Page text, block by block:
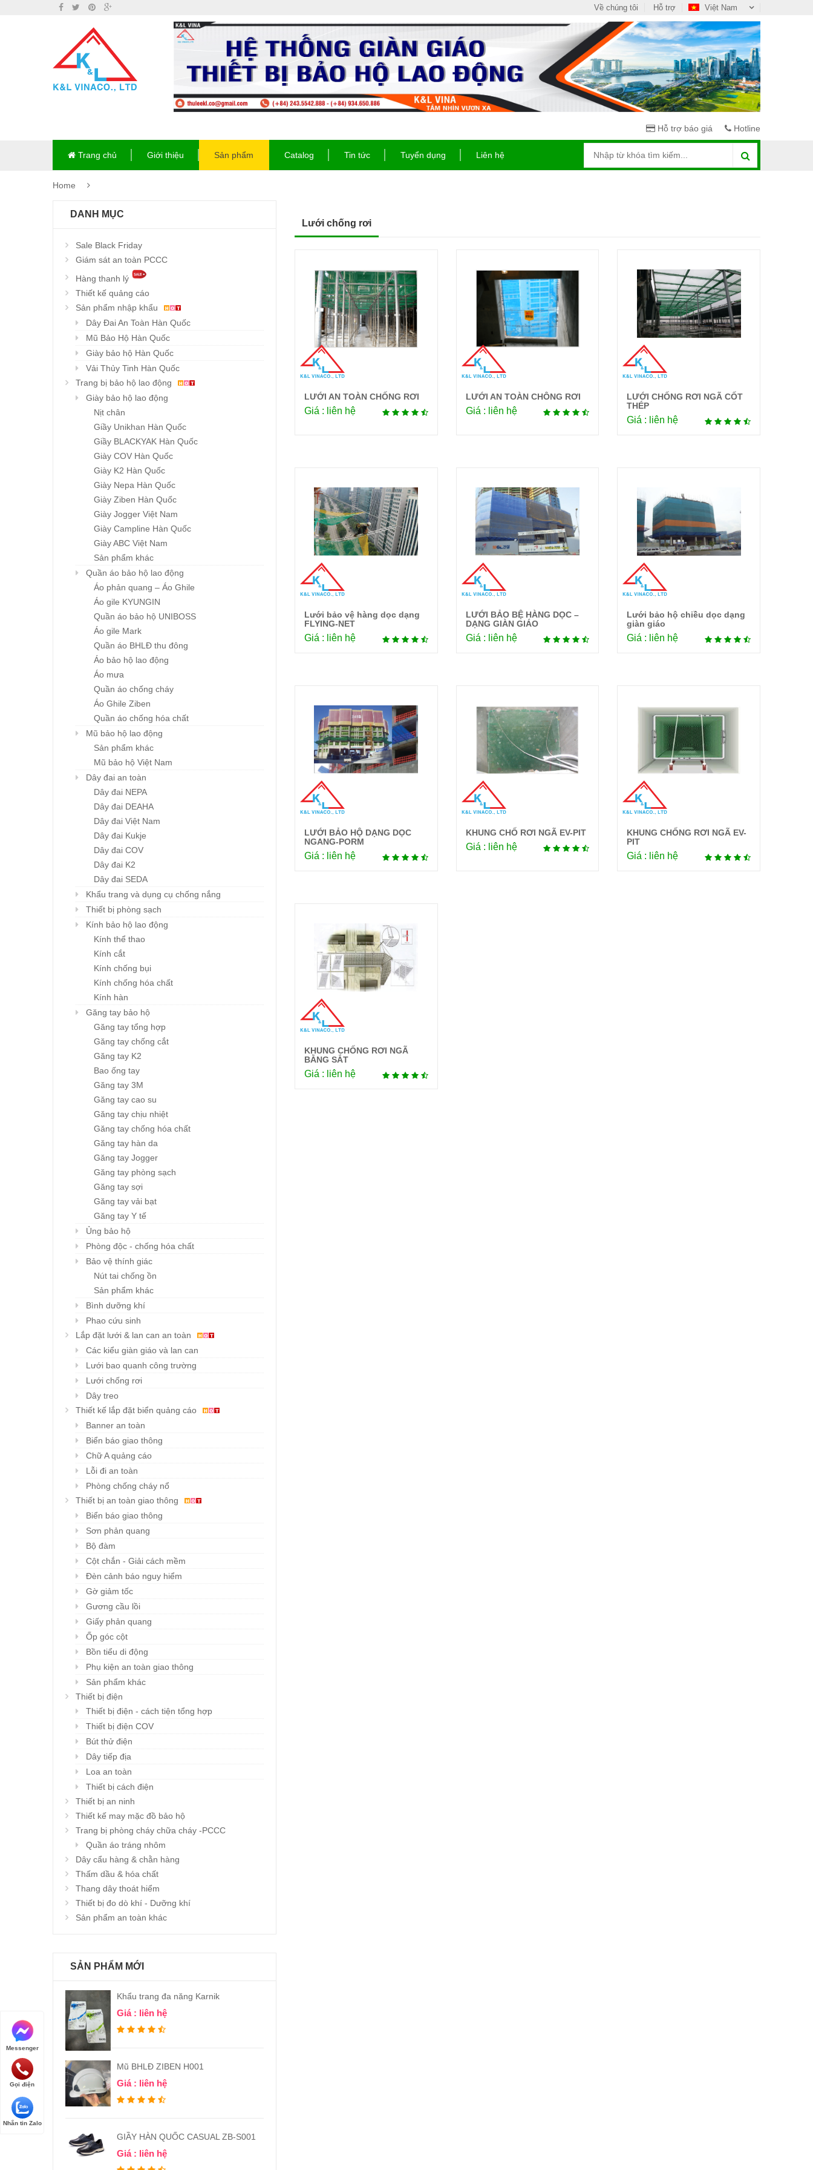
Việt Nam
Về chúng tôi Hỗ trợ
Hỗ trợ báo giá Hotline
Trang chủ Giới thiệu Sản phẩm Catalog Tin tức Tuyển dụng Liên hệ
Home
DANH MỤC
Sale Black Friday
Giám sát an toàn PCCC
Hàng thanh lý
Thiết kế quảng cáo
Sản phẩm nhập khẩu
Dây Đai An Toàn Hàn Quốc
Mũ Bảo Hộ Hàn Quốc
Giày bảo hộ Hàn Quốc
Vải Thủy Tinh Hàn Quốc
Trang bị bảo hộ lao động
Giày bảo hộ lao động
Nịt chân
Giầy Unikhan Hàn Quốc
Giầy BLACKYAK Hàn Quốc
Giày COV Hàn Quốc
Giày K2 Hàn Quốc
Giày Nepa Hàn Quốc
Giày Ziben Hàn Quốc
Giày Jogger Việt Nam
Giày Campline Hàn Quốc
Giày ABC Việt Nam
Sản phẩm khác
Quần áo bảo hộ lao động
Áo phản quang – Áo Ghile
Áo gile KYUNGIN
Quần áo bảo hộ UNIBOSS
Áo gile Mark
Quần áo BHLĐ thu đông
Áo bảo hộ lao động
Áo mưa
Quần áo chống cháy
Áo Ghile Ziben
Quần áo chống hóa chất
Mũ bảo hộ lao động
Sản phẩm khác
Mũ bảo hộ Việt Nam
Dây đai an toàn
Dây đai NEPA
Dây đai DEAHA
Dây đai Việt Nam
Dây đai Kukje
Dây đai COV
Dây đai K2
Dây đai SEDA
Khẩu trang và dụng cụ chống nắng
Thiết bị phòng sạch
Kính bảo hộ lao động
Kính thể thao
Kính cắt
Kính chống bụi
Kính chống hóa chất
Kính hàn
Găng tay bảo hộ
Găng tay tổng hợp
Găng tay chống cắt
Găng tay K2
Bao ống tay
Găng tay 3M
Găng tay cao su
Găng tay chịu nhiệt
Găng tay chống hóa chất
Găng tay hàn da
Găng tay Jogger
Găng tay phòng sạch
Găng tay sợi
Găng tay vải bạt
Găng tay Y tế
Ủng bảo hộ
Phòng độc - chống hóa chất
Bảo vệ thính giác
Nút tai chống ồn
Sản phẩm khác
Bình dưỡng khí
Phao cứu sinh
Lắp đặt lưới & lan can an toàn
Các kiểu giàn giáo và lan can
Lưới bao quanh công trường
Lưới chống rơi
Dây treo
Thiết kế lắp đặt biển quảng cáo
Banner an toàn
Biển báo giao thông
Chữ A quảng cáo
Lỗi đi an toàn
Phòng chống cháy nổ
Thiết bị an toàn giao thông
Biển báo giao thông
Sơn phản quang
Bộ đàm
Cột chắn - Giải cách mềm
Đèn cảnh báo nguy hiểm
Gờ giảm tốc
Gương cầu lồi
Giấy phản quang
Ốp góc cột
Bồn tiểu di động
Phụ kiện an toàn giao thông
Sản phẩm khác
Thiết bị điện
Thiết bị điện - cách tiện tổng hợp
Thiết bị điện COV
Bút thử điện
Dây tiếp địa
Loa an toàn
Thiết bị cách điện
Thiết bị an ninh
Thiết kế may mặc đồ bảo hộ
Trang bị phòng cháy chữa cháy -PCCC
Quần áo tráng nhôm
Dây cẩu hàng & chằn hàng
Thấm dầu & hóa chất
Thang dây thoát hiểm
Thiết bị đo dò khí - Dưỡng khí
Sản phẩm an toàn khác
SẢN PHẨM MỚI
Khẩu trang đa năng Karnik
Giá : liên hệ
Mũ BHLĐ ZIBEN H001
Giá : liên hệ
GIẦY HÀN QUỐC CASUAL ZB-S001
Giá : liên hệ
Lưới chống rơi
Chi tiết
LƯỚI AN TOÀN CHỐNG RƠI
Giá : liên hệ
Chi tiết
LƯỚI AN TOÀN CHÔNG RƠI
Giá : liên hệ
Chi tiết
LƯỚI CHỐNG RƠI NGÃ CỐT
THÉP
Giá : liên hệ
Chi tiết
Lưới bảo vệ hàng dọc dạng
FLYING-NET
Giá : liên hệ
Chi tiết
LƯỚI BẢO BỆ HÀNG DỌC –
DẠNG GIÀN GIÁO
Giá : liên hệ
Chi tiết
Lưới bảo hộ chiều dọc dạng
giàn giáo
Giá : liên hệ
Chi tiết
LƯỚI BẢO HỘ DẠNG DỌC
NGANG-PORM
Giá : liên hệ
Chi tiết
KHUNG CHỐ RƠI NGÃ EV-PIT
Giá : liên hệ
Chi tiết
KHUNG CHỐNG RƠI NGÃ EV-
PIT
Giá : liên hệ
Chi tiết
KHUNG CHỐNG RƠI NGÃ
BẰNG SẮT
Giá : liên hệ
Messenger
Gọi điện
Nhắn tin Zalo